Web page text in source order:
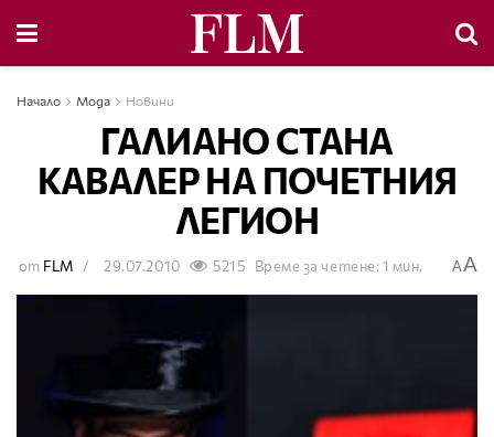
Начало Мода Новини
ГАЛИАНО СТАНА
КАВАЛЕР НА ПОЧЕТНИЯ
ЛЕГИОН
от FLM 29.07.2010 5215 Време за четене: 1 мин. AA